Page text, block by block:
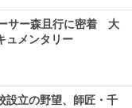
サー森且行に密着 大
ュメンタリー
設立の野望、師匠・千